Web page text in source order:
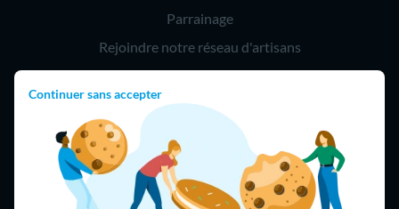
Continuer sans accepter
Parrainage
Rejoindre notre réseau d'artisans
Hello !
09 75 18 60 60
(8h-21h)
75018 Paris